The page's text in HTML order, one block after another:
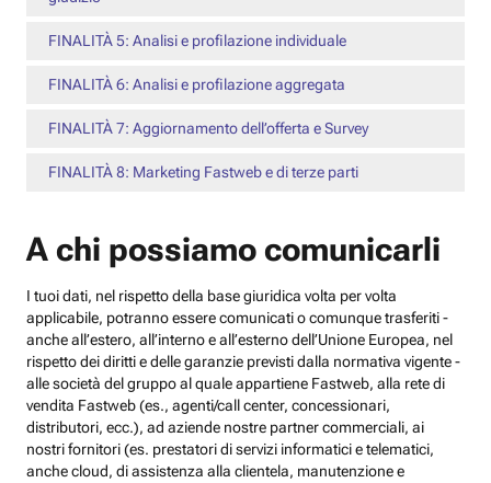
FINALITÀ 5: Analisi e profilazione individuale
FINALITÀ 6: Analisi e profilazione aggregata
FINALITÀ 7: Aggiornamento dell’offerta e Survey
FINALITÀ 8: Marketing Fastweb e di terze parti
A chi possiamo comunicarli
I tuoi dati, nel rispetto della base giuridica volta per volta
applicabile, potranno essere comunicati o comunque trasferiti -
anche all’estero, all’interno e all’esterno dell’Unione Europea, nel
rispetto dei diritti e delle garanzie previsti dalla normativa vigente -
alle società del gruppo al quale appartiene Fastweb, alla rete di
vendita Fastweb (es., agenti/call center, concessionari,
distributori, ecc.), ad aziende nostre partner commerciali, ai
nostri fornitori (es. prestatori di servizi informatici e telematici,
anche cloud, di assistenza alla clientela, manutenzione e